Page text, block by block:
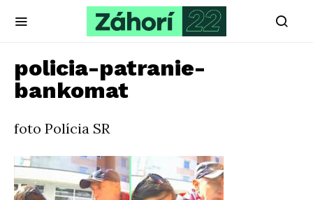
policia-patranie-
bankomat
foto Polícia SR